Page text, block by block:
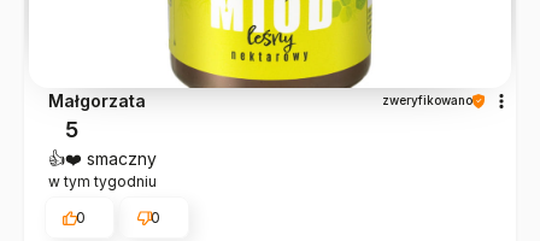
Małgorzata zweryfikowano
5
👍️❤️ smaczny
w tym tygodniu
0
0